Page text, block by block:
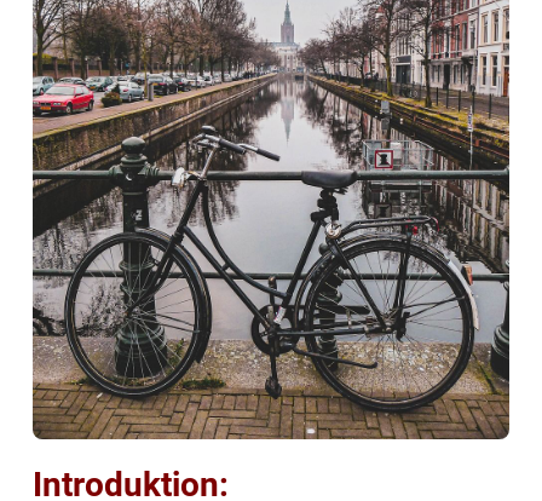
Introduktion: